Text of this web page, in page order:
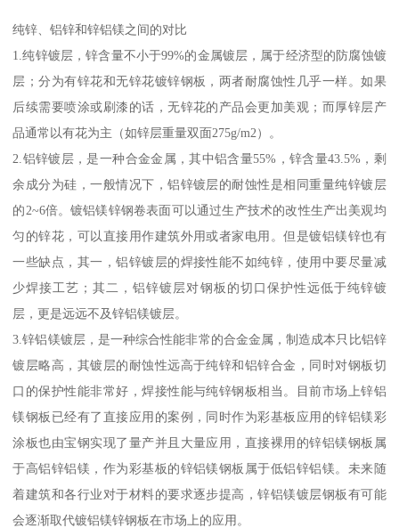
纯锌、铝锌和锌铝镁之间的对比
1.纯锌镀层，锌含量不小于99%的金属镀层，属于经济型的防腐蚀镀
层；分为有锌花和无锌花镀锌钢板，两者耐腐蚀性几乎一样。如果
后续需要喷涂或刷漆的话，无锌花的产品会更加美观；而厚锌层产
品通常以有花为主（如锌层重量双面275g/m2）。
2.铝锌镀层，是一种合金金属，其中铝含量55%，锌含量43.5%，剩
余成分为硅，一般情况下，铝锌镀层的耐蚀性是相同重量纯锌镀层
的2~6倍。镀铝镁锌钢卷表面可以通过生产技术的改性生产出美观均
匀的锌花，可以直接用作建筑外用或者家电用。但是镀铝镁锌也有
一些缺点，其一，铝锌镀层的焊接性能不如纯锌，使用中要尽量减
少焊接工艺；其二，铝锌镀层对钢板的切口保护性远低于纯锌镀
层，更是远远不及锌铝镁镀层。
3.锌铝镁镀层，是一种综合性能非常的合金金属，制造成本只比铝锌
镀层略高，其镀层的耐蚀性远高于纯锌和铝锌合金，同时对钢板切
口的保护性能非常好，焊接性能与纯锌钢板相当。目前市场上锌铝
镁钢板已经有了直接应用的案例，同时作为彩基板应用的锌铝镁彩
涂板也由宝钢实现了量产并且大量应用，直接裸用的锌铝镁钢板属
于高铝锌铝镁，作为彩基板的锌铝镁钢板属于低铝锌铝镁。未来随
着建筑和各行业对于材料的要求逐步提高，锌铝镁镀层钢板有可能
会逐渐取代镀铝镁锌钢板在市场上的应用。